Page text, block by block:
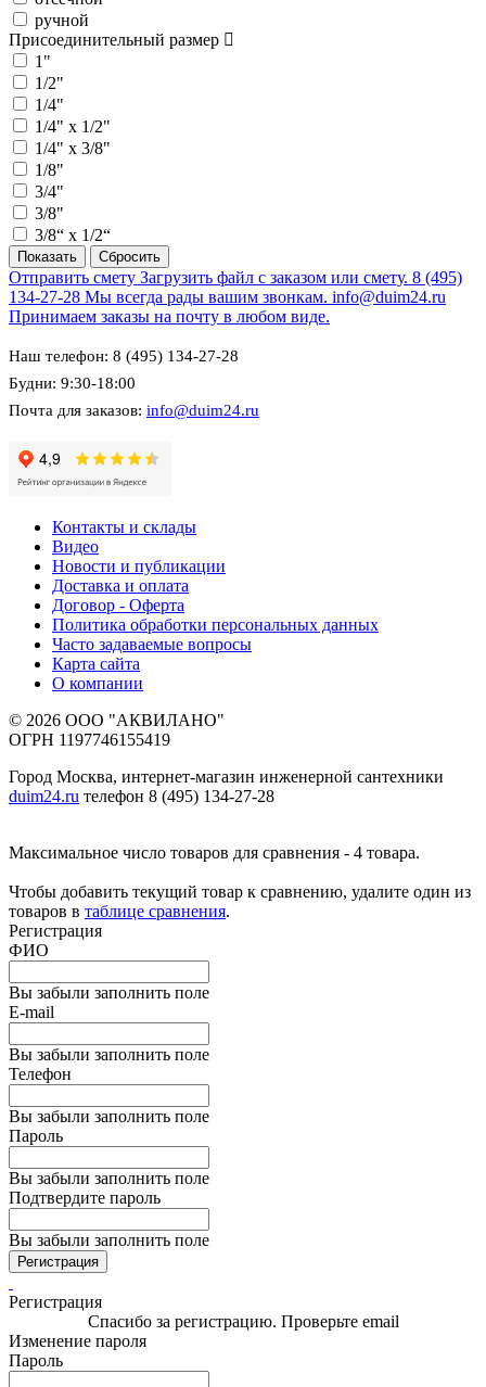
ручной
Присоединительный размер
1"
1/2"
1/4"
1/4" х 1/2"
1/4" х 3/8"
1/8"
3/4"
3/8"
3/8“ х 1/2“
Отправить смету Загрузить файл с заказом или смету. 8 (495)
134-27-28 Мы всегда рады вашим звонкам. info@duim24.ru
Принимаем заказы на почту в любом виде.
Наш телефон: 8 (495) 134-27-28
Будни: 9:30-18:00
Почта для заказов: info@duim24.ru
Контакты и склады
Видео
Новости и публикации
Доставка и оплата
Договор - Оферта
Политика обработки персональных данных
Часто задаваемые вопросы
Карта сайта
О компании
© 2026 ООО "АКВИЛАНО"
ОГРН 1197746155419
Город Москва, интернет-магазин инженерной сантехники
duim24.ru телефон 8 (495) 134-27-28
Максимальное число товаров для сравнения - 4 товара.
Чтобы добавить текущий товар к сравнению, удалите один из
товаров в таблице сравнения.
Регистрация
ФИО
Вы забыли заполнить поле
E-mail
Вы забыли заполнить поле
Телефон
Вы забыли заполнить поле
Пароль
Вы забыли заполнить поле
Подтвердите пароль
Вы забыли заполнить поле
Регистрация
Регистрация
Спасибо за регистрацию. Проверьте email
Изменение пароля
Пароль